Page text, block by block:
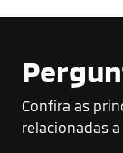
Confira as
relacionadas